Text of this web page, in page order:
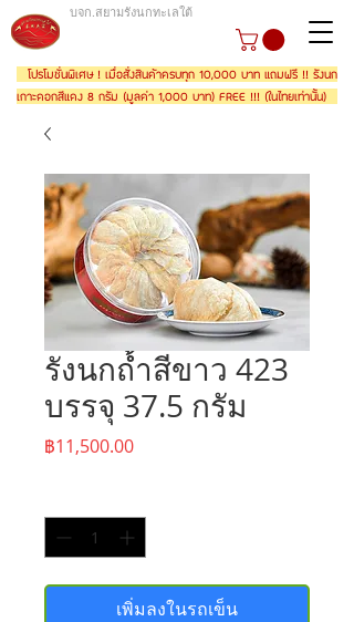
บจก.สยามรังนกทะเลใต้
โปรโมชั่นพิเศษ ! เมื่อสั่งสินค้าครบทุก 10,000 บาท แถมฟรี !! รังนก
เกาะดอกสีแดง 8 กรัม (มูลค่า 1,000 บาท) FREE !!! (ในไทยเท่านั้น)
รังนกถ้ำสีขาว 423
บรรจุ 37.5 กรัม
฿11,500.00ราคา
เพิ่มลงในรถเข็น